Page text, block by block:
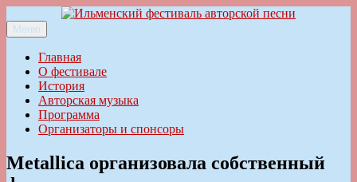
к
содержимому
Ильменский фестиваль авторской песни
Меню
Главная
О фестивале
История
Авторская музыка
Программа
Организаторы и спонсоры
Metallica организовала собственный